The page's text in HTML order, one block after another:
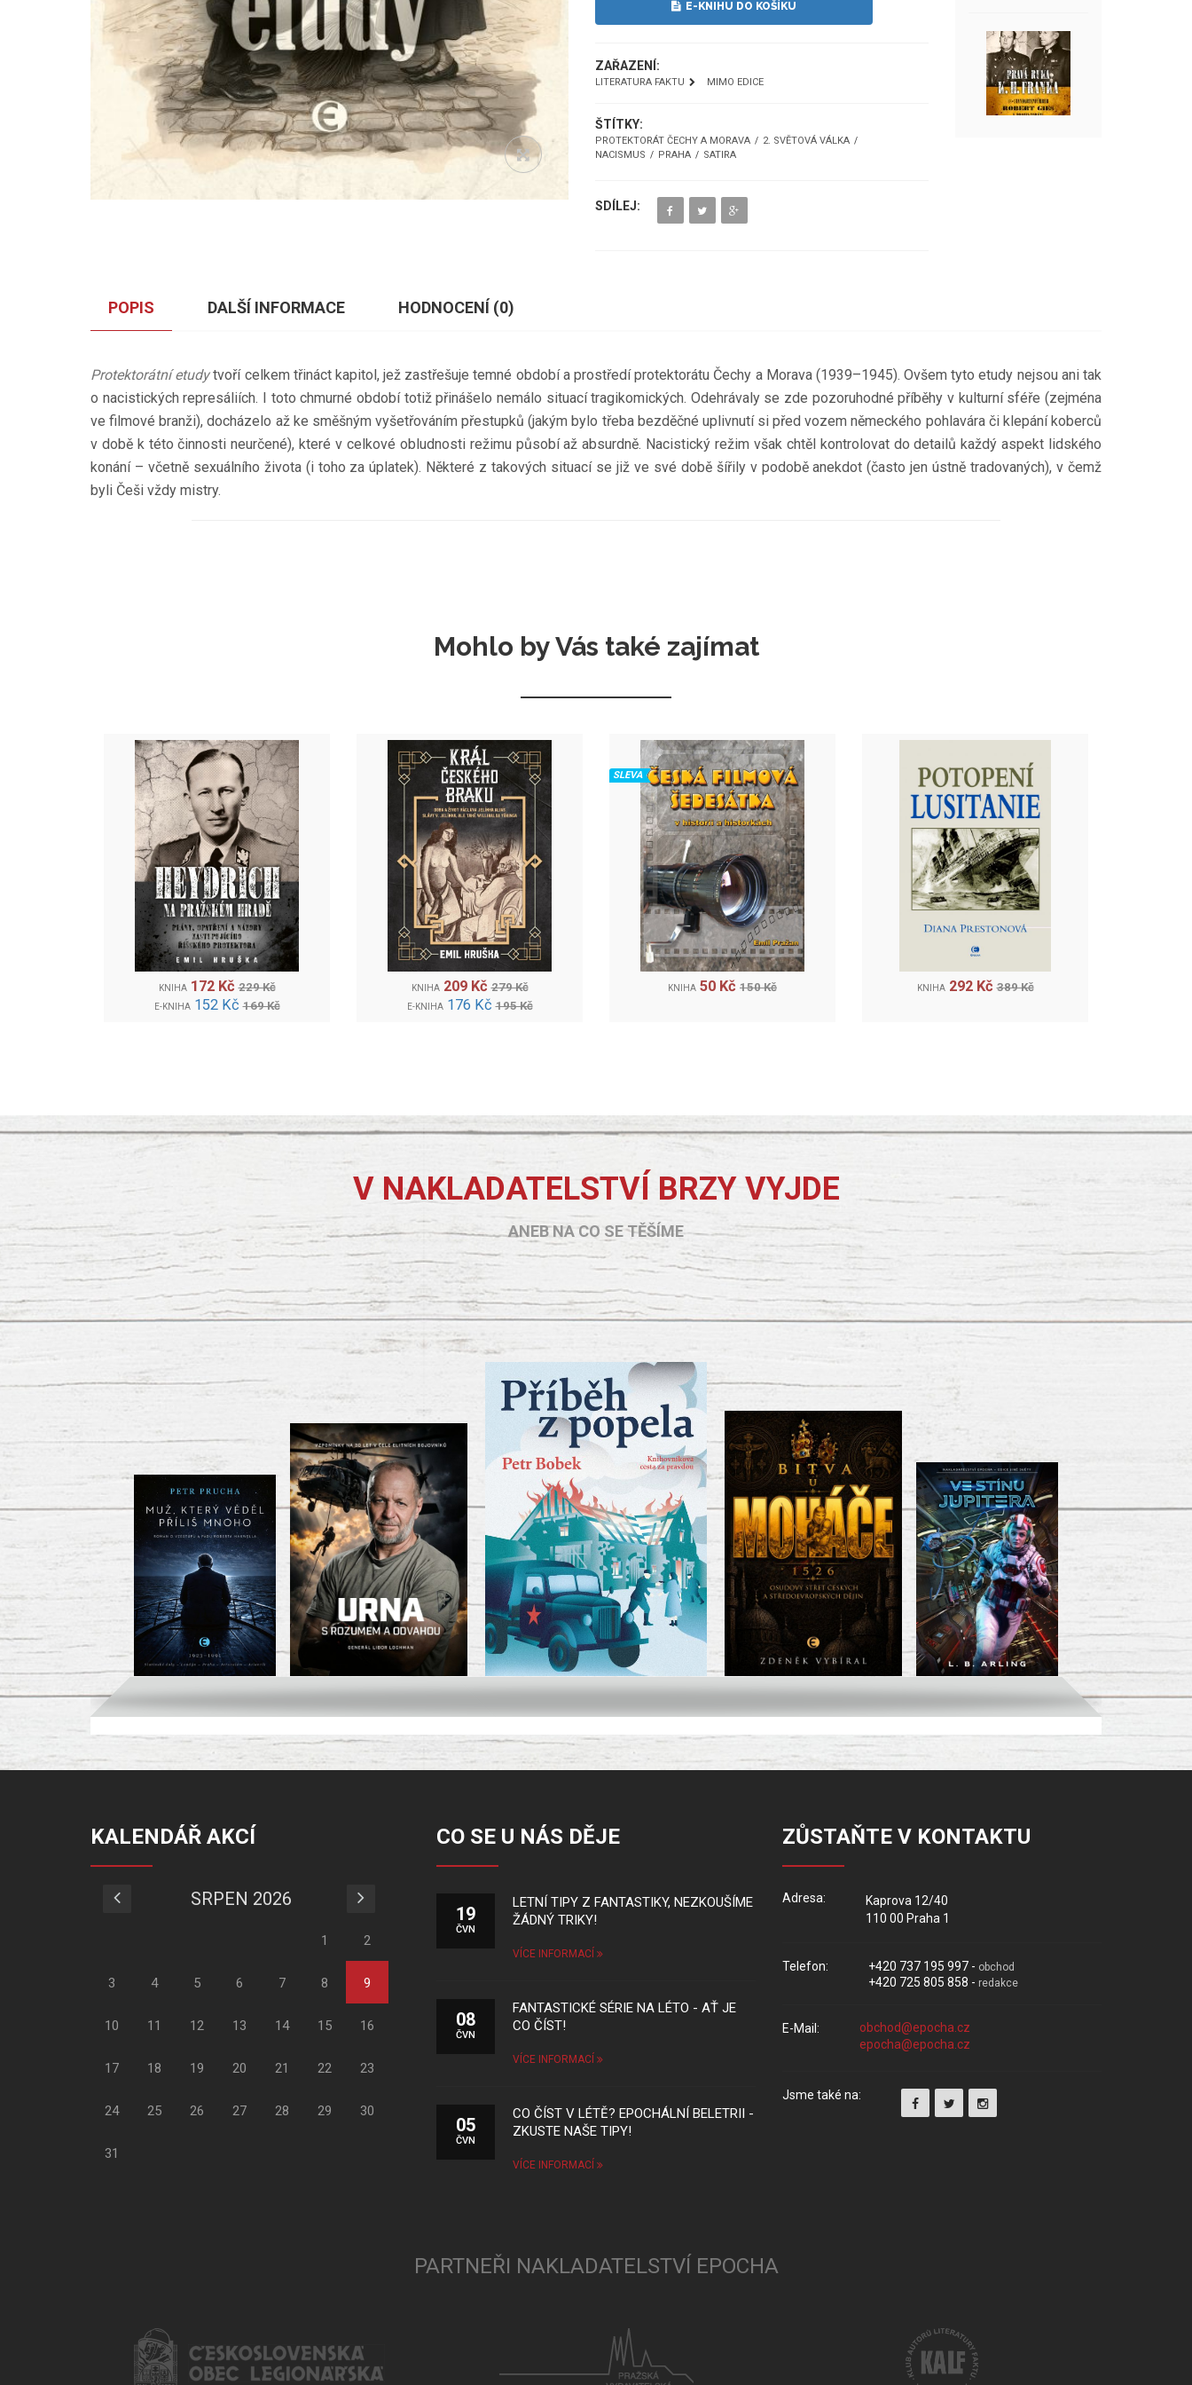
E-KNIHU DO KOŠÍKU
ZAŘAZENÍ:
LITERATURA FAKTU MIMO EDICE
ŠTÍTKY:
PROTEKTORÁT ČECHY A MORAVA
2. SVĚTOVÁ VÁLKA
NACISMUS
PRAHA SATIRA
SDÍLEJ:
POPIS DALŠÍ INFORMACE HODNOCENÍ (0)
Protektorátní etudytvoří celkem třináct kapitol, jež zastřešuje temné období a prostředí protektorátu Čechy a Morava (1939–1945). Ovšem tyto etudy nejsou ani tak
o nacistických represáliích. I toto chmurné období totiž přinášelo nemálo situací tragikomických. Odehrávaly se zde pozoruhodné příběhy v kulturní sféře (zejména
ve filmové branži), docházelo až ke směšným vyšetřováním přestupků (jakým bylo třeba bezděčné uplivnutí si před vozem německého pohlavára či klepání koberců
v době k této činnosti neurčené), které v celkové obludnosti režimu působí až absurdně. Nacistický režim však chtěl kontrolovat do detailů každý aspekt lidského
konání – včetně sexuálního života (i toho za úplatek). Některé z takových situací se již ve své době šířily v podobě anekdot (často jen ústně tradovaných), v čemž
byli Češi vždy mistry.
Mohlo by Vás také zajímat
KNIHA 172 Kč 229 Kč
E-KNIHA 152 Kč 169 Kč
KNIHA 209 Kč 279 Kč
E-KNIHA 176 Kč 195 Kč
SLEVA
KNIHA 50 Kč 150 Kč KNIHA 292 Kč 389 Kč
V NAKLADATELSTVÍ BRZY VYJDE
ANEB NA CO SE TĚŠÍME
KALENDÁŘ AKCÍ
SRPEN 2026
1 2
3 4 5 6 7 8 9
10 11 12 13 14 15 16
17 18 19 20 21 22 23
24 25 26 27 28 29 30
31
CO SE U NÁS DĚJE
19
ČVN
LETNÍ TIPY Z FANTASTIKY, NEZKOUŠÍME
ŽÁDNÝ TRIKY!
VÍCE INFORMACÍ
08
ČVN
FANTASTICKÉ SÉRIE NA LÉTO - AŤ JE
CO ČÍST!
VÍCE INFORMACÍ
05
ČVN
CO ČÍST V LÉTĚ? EPOCHÁLNÍ BELETRII -
ZKUSTE NAŠE TIPY!
VÍCE INFORMACÍ
ZŮSTAŇTE V KONTAKTU
Adresa:
Kaprova 12/40
110 00 Praha 1
Telefon: +420 737 195 997 - obchod
+420 725 805 858 - redakce
E-Mail:
Jsme také na:
PARTNEŘI NAKLADATELSTVÍ EPOCHA